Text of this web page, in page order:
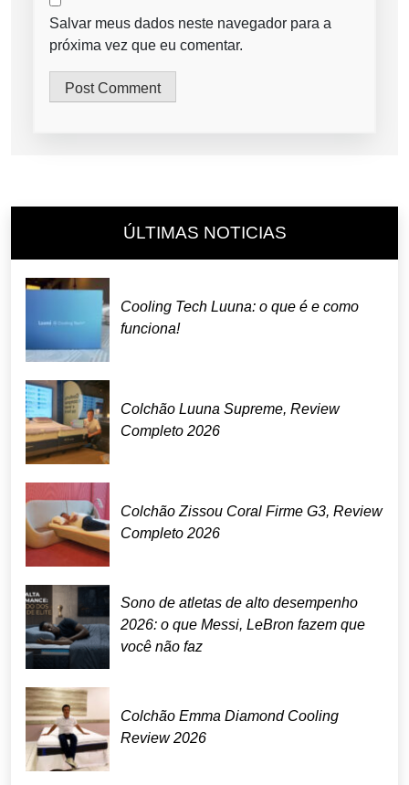
Salvar meus dados neste navegador para a
próxima vez que eu comentar.
ÚLTIMAS NOTICIAS
Cooling Tech Luuna: o que é e como
funciona!
Colchão Luuna Supreme, Review
Completo 2026
Colchão Zissou Coral Firme G3, Review
Completo 2026
Sono de atletas de alto desempenho
2026: o que Messi, LeBron fazem que
você não faz
Colchão Emma Diamond Cooling
Review 2026